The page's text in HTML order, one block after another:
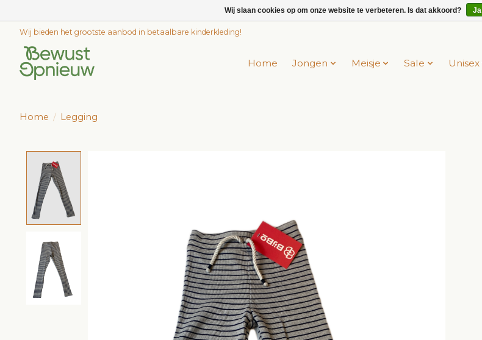
Wij bieden het grootste aanbod in betaalbare kinderkleding!
Home Jongen Meisje Sale Unisex
Home / Legging
Wij slaan cookies op om onze website te verbeteren. Is dat akkoord? Ja